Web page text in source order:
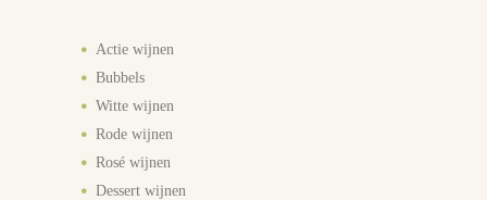
Actie wijnen
Bubbels
Witte wijnen
Rode wijnen
Rosé wijnen
Dessert wijnen